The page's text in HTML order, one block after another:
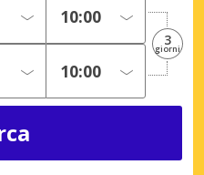
3
giorni